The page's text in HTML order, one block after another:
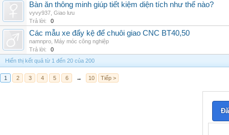
Bàn ăn thông minh giúp tiết kiệm diện tích như thế nào?
vyvy937 Giao lưu
Trả lời:
0
Các mẫu xe đẩy kệ để chuôi giao CNC BT40,50
namnpro Máy móc công nghiệp
Trả lời:
0
Hiển thị kết quả từ 1 đến 20 của 200
1 2 3 4 5 6 → 10 Tiếp >